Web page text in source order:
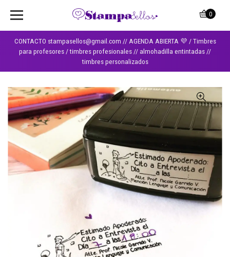
CONTACTO stampasellos@gmail.com // AGENDA ABIERTA 💜 / Timbres
para profesores / timbres profesionales // almohadilla entintadas //
timbres personalizados
0